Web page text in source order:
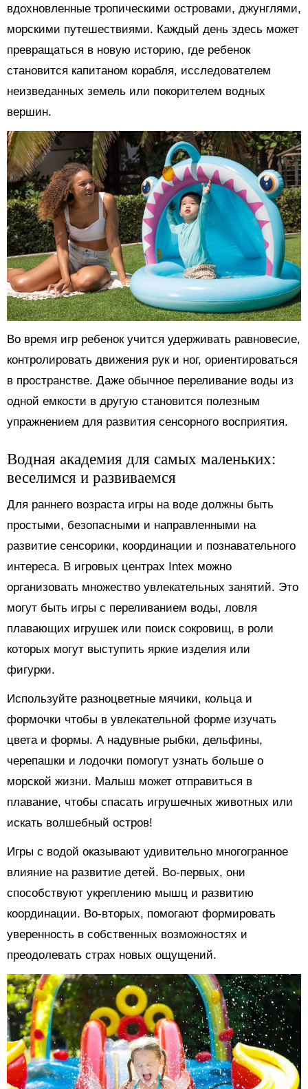
вдохновленные тропическими островами, джунглями,
морскими путешествиями. Каждый день здесь может
превращаться в новую историю, где ребенок
становится капитаном корабля, исследователем
неизведанных земель или покорителем водных
вершин.
Во время игр ребенок учится удерживать равновесие,
контролировать движения рук и ног, ориентироваться
в пространстве. Даже обычное переливание воды из
одной емкости в другую становится полезным
упражнением для развития сенсорного восприятия.
Водная академия для самых маленьких:
веселимся и развиваемся
Для раннего возраста игры на воде должны быть
простыми, безопасными и направленными на
развитие сенсорики, координации и познавательного
интереса. В игровых центрах Intex можно
организовать множество увлекательных занятий. Это
могут быть игры с переливанием воды, ловля
плавающих игрушек или поиск сокровищ, в роли
которых могут выступить яркие изделия или
фигурки.
Используйте разноцветные мячики, кольца и
формочки чтобы в увлекательной форме изучать
цвета и формы. А надувные рыбки, дельфины,
черепашки и лодочки помогут узнать больше о
морской жизни. Малыш может отправиться в
плавание, чтобы спасать игрушечных животных или
искать волшебный остров!
Игры с водой оказывают удивительно многогранное
влияние на развитие детей. Во-первых, они
способствуют укреплению мышц и развитию
координации. Во-вторых, помогают формировать
уверенность в собственных возможностях и
преодолевать страх новых ощущений.